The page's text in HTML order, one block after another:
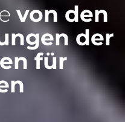
von den
der
für